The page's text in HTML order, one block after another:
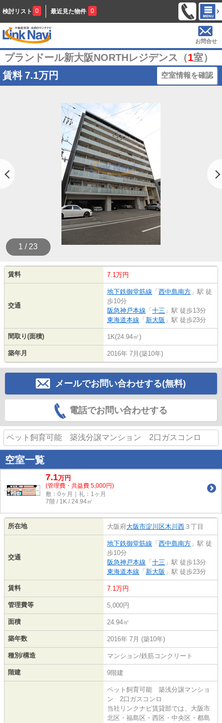
検討リスト 0 最近見た物件 0
お問合せ
プランドール新大阪NORTHレジデンス（1室）
賃料 7.1万円 空室情報を確認
1 / 23
賃料 7.1万円
交通
地下鉄御堂筋線 「 西中島南方 」駅 徒
歩10分
阪急神戸本線 「 十三 」駅 徒歩13分
東海道本線 「 新大阪 」駅 徒歩23分
間取り(面積) 1K(24.94㎡)
築年月 2016年 7月(築10年)
メールでお問い合わせする(無料)
電話でお問い合わせする
ペット飼育可能 築浅分譲マンション 2口ガスコンロ
空室一覧
7.1万円
(管理費・共益費 5,000円)
敷：0ヶ月｜礼：1ヶ月
7階 / 1K / 24.94㎡
所在地 大阪府大阪市淀川区木川西 ３丁目
交通
地下鉄御堂筋線 「 西中島南方 」駅 徒
歩10分
阪急神戸本線 「 十三 」駅 徒歩13分
東海道本線 「 新大阪 」駅 徒歩23分
賃料 7.1万円
管理費等 5,000円
面積 24.94㎡
築年数 2016年 7月 (築10年)
種別/構造 マンション/鉄筋コンクリート
階建 9階建
ペット飼育可能 築浅分譲マンショ
ン 2口ガスコンロ
当社リンクナビ賃貸部では、大阪市
北区・福島区・西区・中央区・都島